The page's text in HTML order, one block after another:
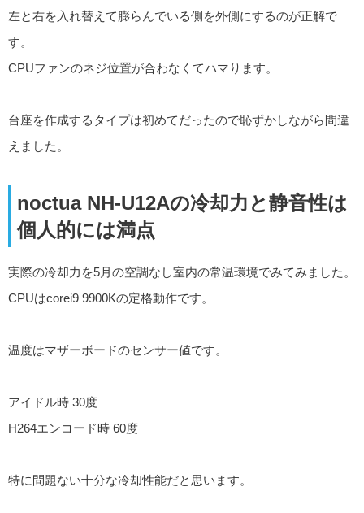
左と右を入れ替えて膨らんでいる側を外側にするのが正解で
す。
CPUファンのネジ位置が合わなくてハマります。
台座を作成するタイプは初めてだったので恥ずかしながら間違
えました。
noctua NH-U12Aの冷却力と静音性は
個人的には満点
実際の冷却力を5月の空調なし室内の常温環境でみてみました。
CPUはcorei9 9900Kの定格動作です。
温度はマザーボードのセンサー値です。
アイドル時 30度
H264エンコード時 60度
特に問題ない十分な冷却性能だと思います。